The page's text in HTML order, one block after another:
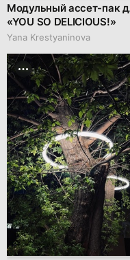
Модульный ассет-пак
«YOU SO DELICIOUS!»
Yana Krestyaninova